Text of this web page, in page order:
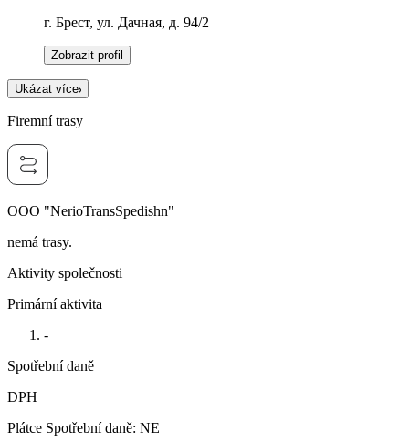
г. Брест, ул. Дачная, д. 94/2
Zobrazit profil
Ukázat více
Firemní trasy
OOO "NerioTransSpedishn"
nemá trasy.
Aktivity společnosti
Primární aktivita
-
Spotřební daně
DPH
Plátce Spotřební daně: NE